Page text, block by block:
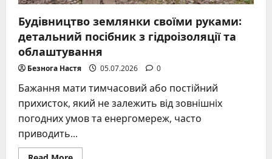
Будівництво землянки своїми руками:
детальний посібник з гідроізоляції та
облаштування
Безнога Настя 05.07.2026 0
Бажання мати тимчасовий або постійний
прихисток, який не залежить від зовнішніх
погодних умов та енергомереж, часто
приводить...